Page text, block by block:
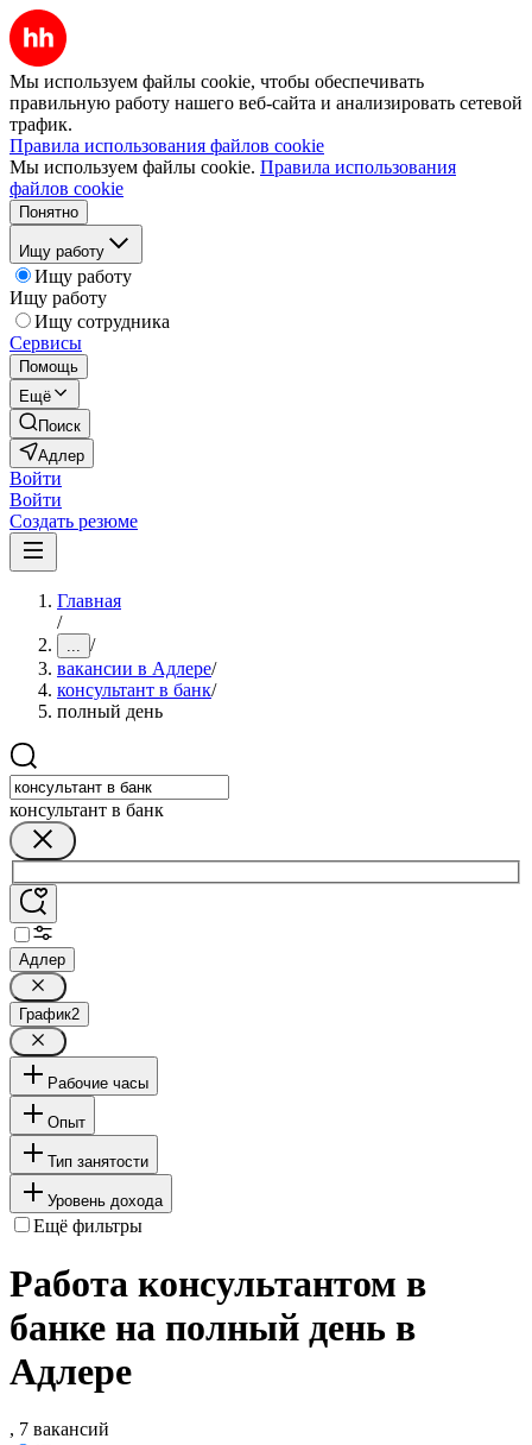
Мы используем файлы cookie, чтобы обеспечивать
правильную работу нашего веб-сайта и анализировать сетевой
трафик.
Правила использования файлов cookie
Мы используем файлы cookie. Правила использования
файлов cookie
Понятно
Ищу работу
Ищу работу
Ищу работу
Ищу сотрудника
Сервисы
Помощь
Ещё
Поиск
Адлер
Войти
Войти
Создать резюме
Главная
/
... /
вакансии в Адлере/
консультант в банк/
полный день
консультант в банк
Адлер
График2
Рабочие часы
Опыт
Тип занятости
Уровень дохода
Ещё фильтры
Работа консультантом в
банке на полный день в
Адлере
, 7 вакансий